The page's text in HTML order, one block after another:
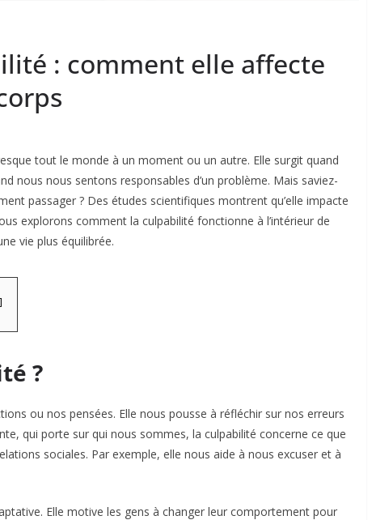
: comment elle affecte
tout le monde à un moment ou un autre. Elle surgit quand
nous nous sentons responsables d’un problème. Mais saviez-
passager ? Des études scientifiques montrent qu’elle impacte
explorons comment la culpabilité fonctionne à l’intérieur de
vie plus équilibrée.​
?
ou nos pensées. Elle nous pousse à réfléchir sur nos erreurs
qui porte sur qui nous sommes, la culpabilité concerne ce que
sociales. Par exemple, elle nous aide à nous excuser et à
Elle motive les gens à changer leur comportement pour